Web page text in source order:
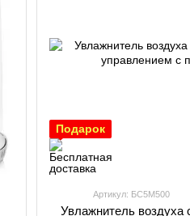
Подарок
Артикул: БС5М500
Увлажнитель воздуха